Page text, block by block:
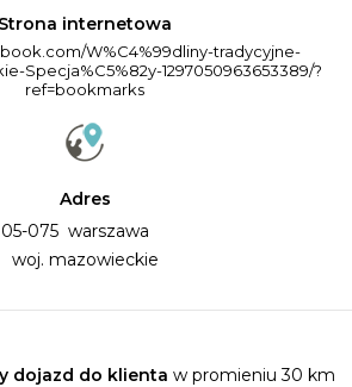
Strona internetowa
W%C4%99dliny-tradycyjne-
Specja%C5%82y-1297050963653389/?
ref=bookmarks
Adres
05-075 warszawa
woj. mazowieckie
dojazd do klienta w promieniu 30 km